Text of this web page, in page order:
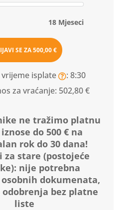
18 Mjeseci
SE ZA500,00 €
isplate
: 8:30
za vraćanje: 502,80 €
ne tražimo platnu
do 500 € na
rok do 30 dana!
za stare (postojeće
nije potrebna
dokumenata,
bez platne
liste